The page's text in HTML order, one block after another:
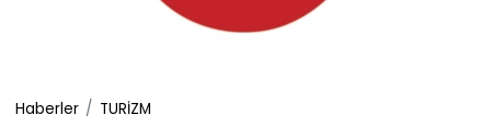
Haberler TURİZM